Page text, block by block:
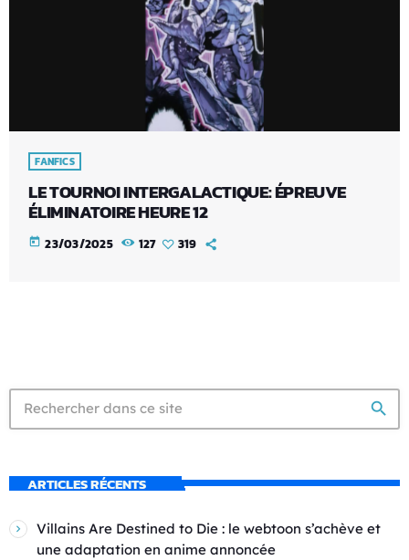
FANFICS
LE TOURNOI INTERGALACTIQUE: ÉPREUVE
ÉLIMINATOIRE HEURE 12
today 23/03/2025 127 319
search
ARTICLES RÉCENTS
Villains Are Destined to Die : le webtoon s’achève et
une adaptation en anime annoncée